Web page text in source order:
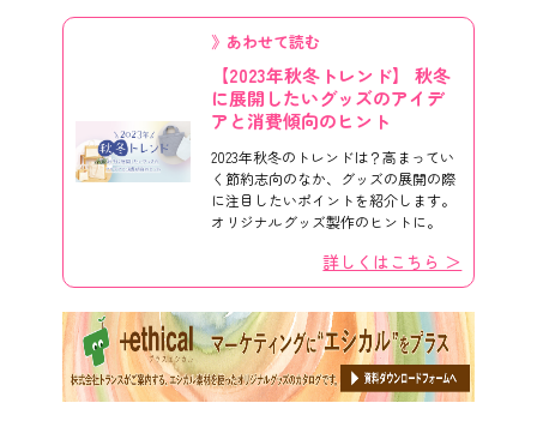
》あわせて読む
【2023年秋冬トレンド】 秋冬
に展開したいグッズのアイデ
アと消費傾向のヒント
2023年秋冬のトレンドは？高まってい
く節約志向のなか、グッズの展開の際
に注目したいポイントを紹介します。
オリジナルグッズ製作のヒントに。
詳しくはこちら ＞